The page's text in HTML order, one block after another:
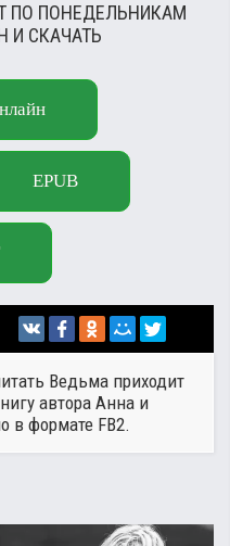
ПО ПОНЕДЕЛЬНИКАМ
И СКАЧАТЬ
EPUB
Ведьма приходит
автораАнна и
в формате FB2.